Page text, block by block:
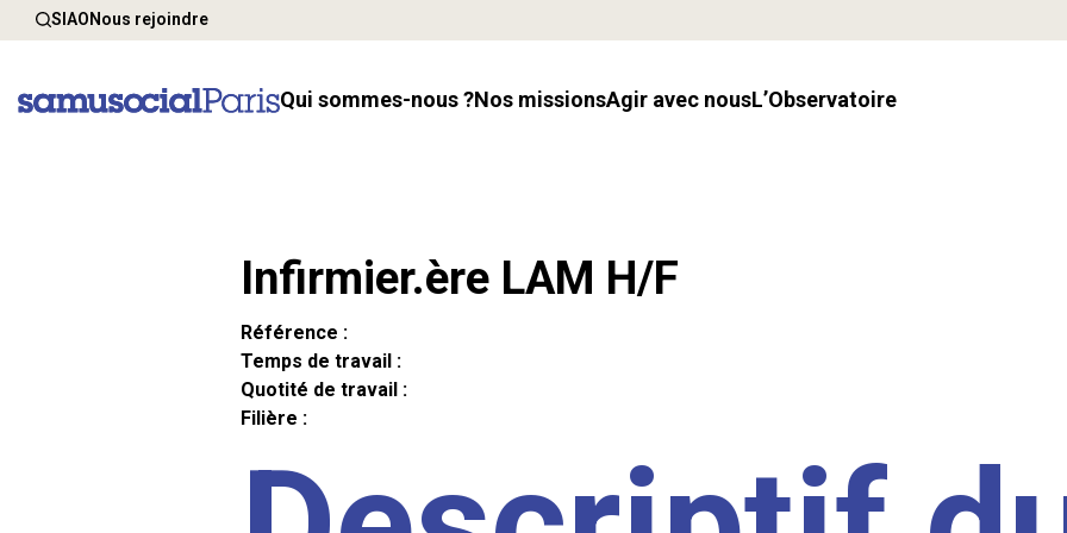
SIAONous rejoindre
Qui sommes-nous ? Nos missions Agir avec nous l’Observatoire
Infirmier.ère LAM H/F
Référence :
Temps de travail :
Quotité de travail :
Filière :